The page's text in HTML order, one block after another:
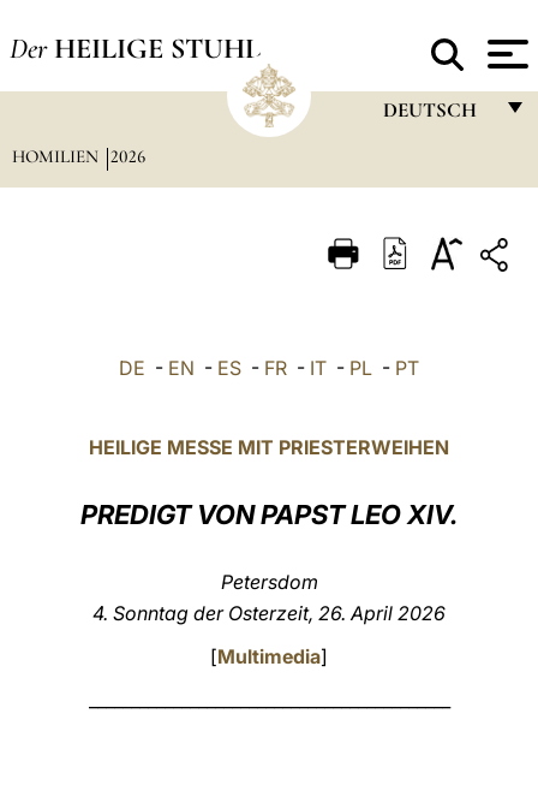
Der HEILIGE STUHL
DEUTSCH
ITALIANO
POLSKI
中文
HOMILIEN 2026
DE - EN - ES - FR - IT - PL - PT
HEILIGE MESSE MIT PRIESTERWEIHEN
PREDIGT VON PAPST LEO XIV.
Petersdom
4. Sonntag der Osterzeit, 26. April 2026
[Multimedia]